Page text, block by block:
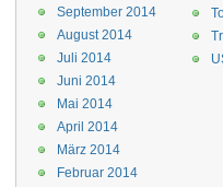
September 2014
August 2014
Juli 2014
Juni 2014
Mai 2014
April 2014
März 2014
Februar 2014